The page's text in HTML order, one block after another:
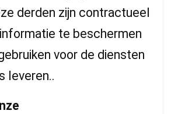
derden zijn contractueel
te beschermen
voor de diensten
leveren..